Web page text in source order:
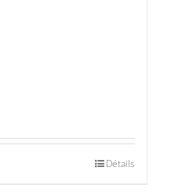
Détails